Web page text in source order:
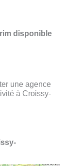
disponible
une agence
à Croissy-